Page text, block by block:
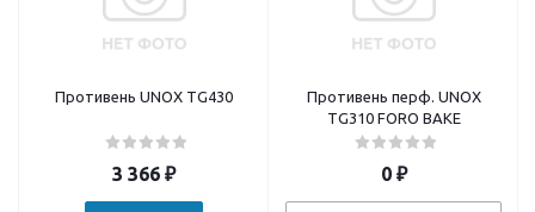
Противень UNOX TG430
3 366 ₽
Противень перф. UNOX
TG310 FORO BAKE
0₽